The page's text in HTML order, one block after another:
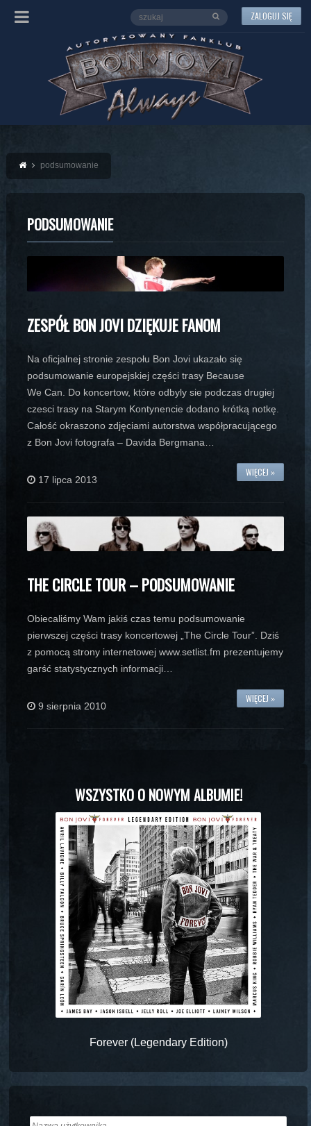
ZALOGUJ SIĘ
podsumowanie
PODSUMOWANIE
ZESPÓŁ BON JOVI DZIĘKUJE FANOM
Na oficjalnej stronie zespołu Bon Jovi ukazało się
podsumowanie europejskiej części trasy Because
We Can. Do koncertow, które odbyly sie podczas drugiej
czesci trasy na Starym Kontynencie dodano krótką notkę.
Całość okraszono zdjęciami autorstwa współpracującego
z Bon Jovi fotografa – Davida Bergmana…
WIĘCEJ »
17 lipca 2013
THE CIRCLE TOUR – PODSUMOWANIE
Obiecaliśmy Wam jakiś czas temu podsumowanie
pierwszej części trasy koncertowej „The Circle Tour”. Dziś
z pomocą strony internetowej www.setlist.fm prezentujemy
garść statystycznych informacji…
WIĘCEJ »
9 sierpnia 2010
WSZYSTKO O NOWYM ALBUMIE!
Forever (Legendary Edition)